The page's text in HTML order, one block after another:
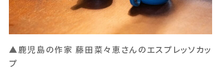
▲鹿児島の作家 藤田菜々恵さんのエスプレッソカッ
プ